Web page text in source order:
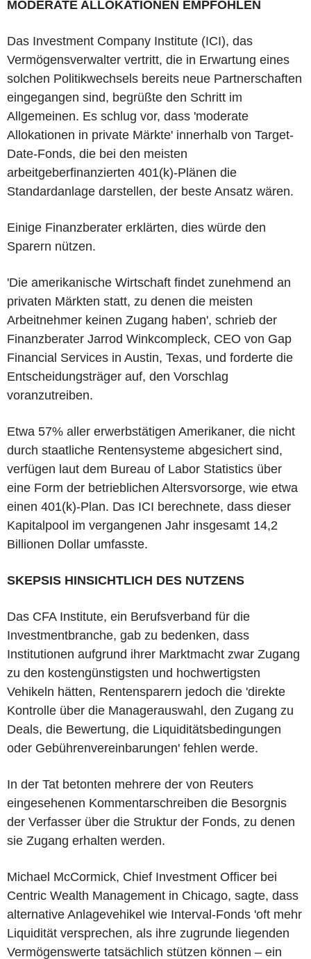
MODERATE ALLOKATIONEN EMPFOHLEN
Das Investment Company Institute (ICI), das
Vermögensverwalter vertritt, die in Erwartung eines
solchen Politikwechsels bereits neue Partnerschaften
eingegangen sind, begrüßte den Schritt im
Allgemeinen. Es schlug vor, dass 'moderate
Allokationen in private Märkte' innerhalb von Target-
Date-Fonds, die bei den meisten
arbeitgeberfinanzierten 401(k)-Plänen die
Standardanlage darstellen, der beste Ansatz wären.
Einige Finanzberater erklärten, dies würde den
Sparern nützen.
'Die amerikanische Wirtschaft findet zunehmend an
privaten Märkten statt, zu denen die meisten
Arbeitnehmer keinen Zugang haben', schrieb der
Finanzberater Jarrod Winkcompleck, CEO von Gap
Financial Services in Austin, Texas, und forderte die
Entscheidungsträger auf, den Vorschlag
voranzutreiben.
Etwa 57% aller erwerbstätigen Amerikaner, die nicht
durch staatliche Rentensysteme abgesichert sind,
verfügen laut dem Bureau of Labor Statistics über
eine Form der betrieblichen Altersvorsorge, wie etwa
einen 401(k)-Plan. Das ICI berechnete, dass dieser
Kapitalpool im vergangenen Jahr insgesamt 14,2
Billionen Dollar umfasste.
SKEPSIS HINSICHTLICH DES NUTZENS
Das CFA Institute, ein Berufsverband für die
Investmentbranche, gab zu bedenken, dass
Institutionen aufgrund ihrer Marktmacht zwar Zugang
zu den kostengünstigsten und hochwertigsten
Vehikeln hätten, Rentensparern jedoch die 'direkte
Kontrolle über die Managerauswahl, den Zugang zu
Deals, die Bewertung, die Liquiditätsbedingungen
oder Gebührenvereinbarungen' fehlen werde.
In der Tat betonten mehrere der von Reuters
eingesehenen Kommentarschreiben die Besorgnis
der Verfasser über die Struktur der Fonds, zu denen
sie Zugang erhalten werden.
Michael McCormick, Chief Investment Officer bei
Centric Wealth Management in Chicago, sagte, dass
alternative Anlagevehikel wie Interval-Fonds 'oft mehr
Liquidität versprechen, als ihre zugrunde liegenden
Vermögenswerte tatsächlich stützen können – ein